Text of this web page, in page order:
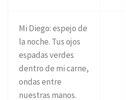
Mi Diego: espejo de
la noche. Tus ojos
espadas verdes
dentro de mi carne,
ondas entre
nuestras manos.